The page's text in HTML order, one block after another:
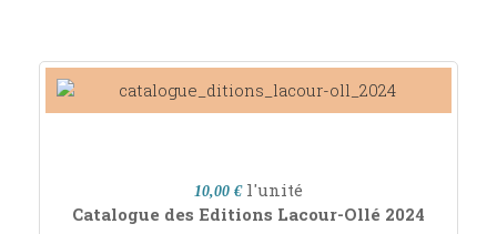
10,00 € l'unité
Catalogue des Editions Lacour-Ollé 2024